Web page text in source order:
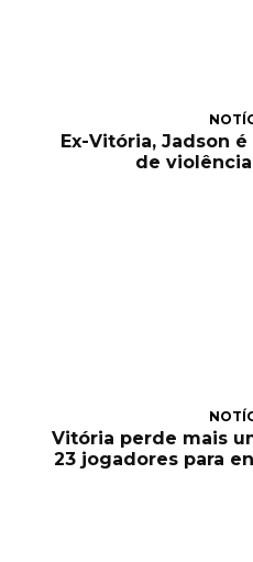
Ex-Vitória, Jadson
de
Vitória perde mais
23 jogadores para